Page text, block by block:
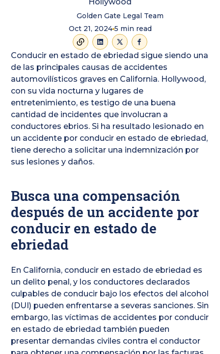
Golden Gate Legal Team
Oct 21, 2024 5 min read
Conducir en estado de ebriedad sigue siendo una
de las principales causas de accidentes
automovilísticos graves en California. Hollywood,
con su vida nocturna y lugares de
entretenimiento, es testigo de una buena
cantidad de incidentes que involucran a
conductores ebrios. Si ha resultado lesionado en
un accidente por conducir en estado de ebriedad,
tiene derecho a solicitar una indemnización por
sus lesiones y daños.
Busca una compensación
después de un accidente por
conducir en estado de
ebriedad
En California, conducir en estado de ebriedad es
un delito penal, y los conductores declarados
culpables de conducir bajo los efectos del alcohol
(DUI) pueden enfrentarse a severas sanciones. Sin
embargo, las víctimas de accidentes por conducir
en estado de ebriedad también pueden
presentar demandas civiles contra el conductor